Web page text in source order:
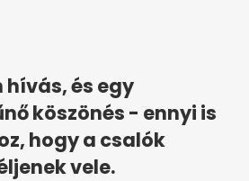
hívás, és egy
köszönés - ennyi is
hogy a csalók
vele.